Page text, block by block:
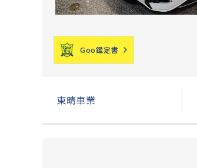
Goo鑑定書
東晴車業